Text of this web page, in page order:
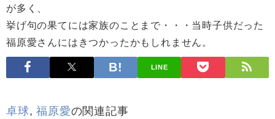
が多く、
挙げ句の果てには家族のことまで・・・当時子供だった
福原愛さんにはきつかったかもしれません。
LINE
卓球,福原愛の関連記事